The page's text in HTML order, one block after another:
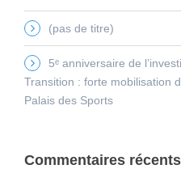
(pas de titre)
5ᵉ anniversaire de
Transition : forte mobilisation
Palais des Sports
Commentaires récents